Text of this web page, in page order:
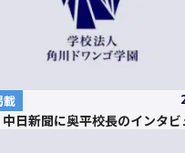
載
日新聞に奥平校長のインタビ